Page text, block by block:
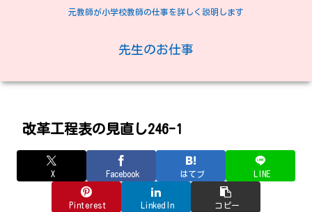
元教師が小学校教師の仕事を詳しく説明します
先生のお仕事
改革工程表の見直し246-1
X Facebook はてブ LINE
Pinterest LinkedIn コピー